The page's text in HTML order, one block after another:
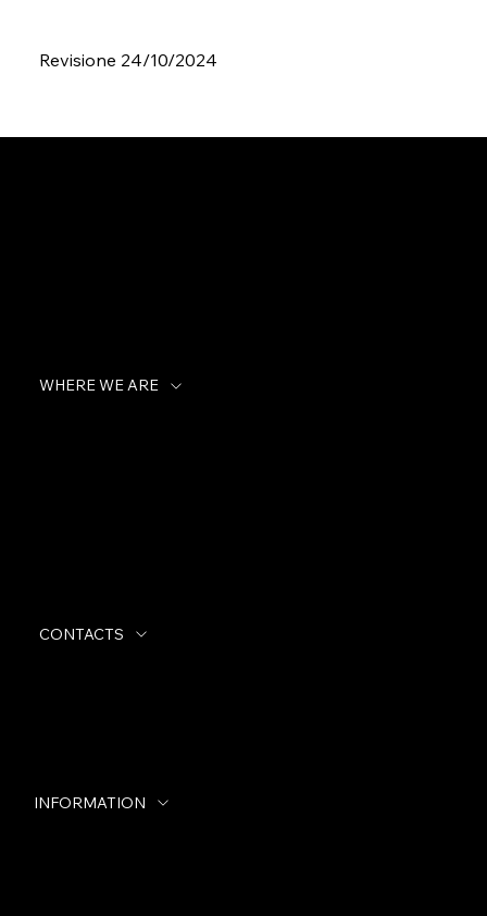
Revisione 24/10/2024
WHERE WE ARE
CONTACTS
INFORMATION